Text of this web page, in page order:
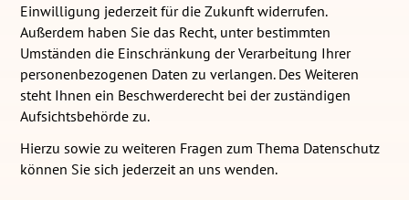
Einwilligung jederzeit für die Zukunft widerrufen.
Außerdem haben Sie das Recht, unter bestimmten
Umständen die Einschränkung der Verarbeitung Ihrer
personenbezogenen Daten zu verlangen. Des Weiteren
steht Ihnen ein Beschwerderecht bei der zuständigen
Aufsichtsbehörde zu.
Hierzu sowie zu weiteren Fragen zum Thema Datenschutz
können Sie sich jederzeit an uns wenden.